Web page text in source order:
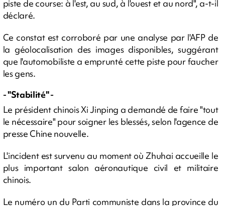
piste de course: à l'est, au sud, à l'ouest et au nord", a-t-il
déclaré.
Ce constat est corroboré par une analyse par l'AFP de
la géolocalisation des images disponibles, suggérant
que l'automobiliste a emprunté cette piste pour faucher
les gens.
- "Stabilité" -
Le président chinois Xi Jinping a demandé de faire "tout
le nécessaire" pour soigner les blessés, selon l'agence de
presse Chine nouvelle.
L'incident est survenu au moment où Zhuhai accueille le
plus important salon aéronautique civil et militaire
chinois.
Le numéro un du Parti communiste dans la province du